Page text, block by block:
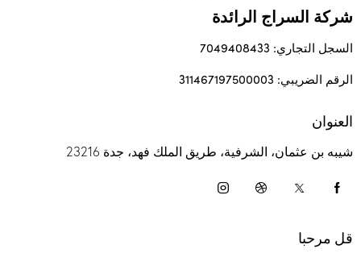
شركة السراج الرائدة
السجل التجاري: 7049408433
الرقم الضريبي: 311467197500003
العنوان
شيبه بن عثمان، الشرفية، طريق الملك فهد، جدة 23216
قل مرحبا